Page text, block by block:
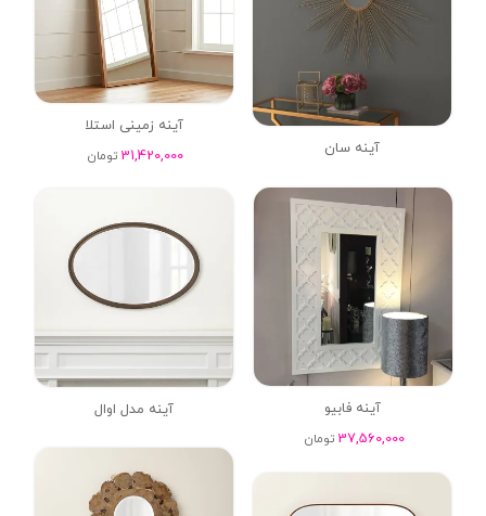
آینه زمینی استلا
31,420,000 تومان آینه سان
آینه فابیو
37,560,000 تومان
آینه مدل اوال